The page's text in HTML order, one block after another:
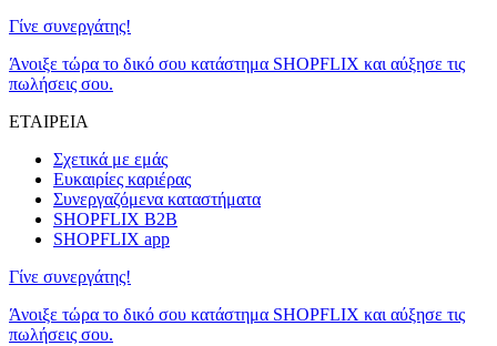
Γίνε συνεργάτης!
Άνοιξε τώρα το δικό σου κατάστημα SHOPFLIX και αύξησε τις
πωλήσεις σου.
ΕΤΑΙΡΕΙΑ
Σχετικά με εμάς
Ευκαιρίες καριέρας
Συνεργαζόμενα καταστήματα
SHOPFLIX B2B
SHOPFLIX app
Γίνε συνεργάτης!
Άνοιξε τώρα το δικό σου κατάστημα SHOPFLIX και αύξησε τις
πωλήσεις σου.